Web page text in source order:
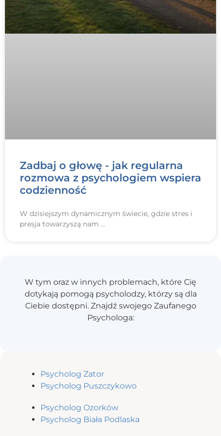
Zadbaj o głowę - jak regularna
rozmowa z psychologiem wspiera
codzienność
W dzisiejszym dynamicznym świecie, gdzie stres i
presja towarzyszą nam
W tym oraz w innych problemach, które Cię
dotykają pomogą psycholodzy, którzy są dla
Ciebie dostępni. Znajdź swojego Zaufanego
Psychologa:
Psycholog Zator
Psycholog Puszczykowo
Psycholog Ozorków
Psycholog Biała Podlaska